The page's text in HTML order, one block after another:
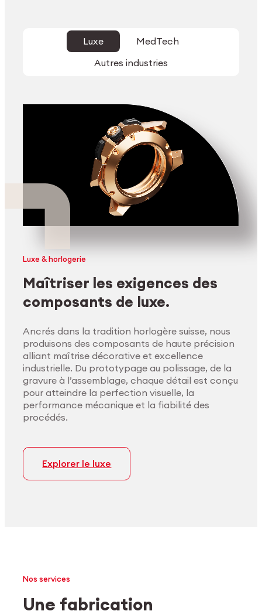
Luxe
MedTech
Autres industries
Luxe & horlogerie
Maîtriser les exigences des
composants de luxe.
Ancrés dans la tradition horlogère suisse, nous
produisons des composants de haute précision
alliant maîtrise décorative et excellence
industrielle. Du prototypage au polissage, de la
gravure à l’assemblage, chaque détail est conçu
pour atteindre la perfection visuelle, la
performance mécanique et la fiabilité des
procédés.
Explorer le luxe
Nos services
Une fabrication